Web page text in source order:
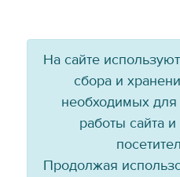
На сайте
сбора и
необходимых для
работы сайта
Продолжая